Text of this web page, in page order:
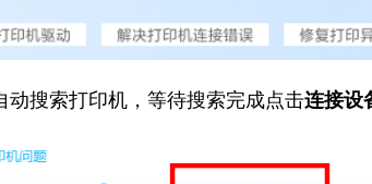
动搜索打印机，等待搜索完成点击连接设